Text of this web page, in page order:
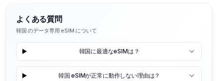
よくある質問
韓国 のデータ専用 eSIM について
韓国に最適なeSIMは？
韓国 eSIMが正常に動作しない理由は？